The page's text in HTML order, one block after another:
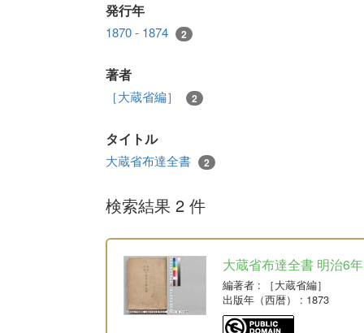
発行年
1870 - 1874 2
著者
［大蔵省編］ 2
タイトル
大蔵省布達全書 2
検索結果 2 件
大蔵省布達全書 明治6年
編著者 : ［大蔵省編］
出版年（西暦）
: 1873